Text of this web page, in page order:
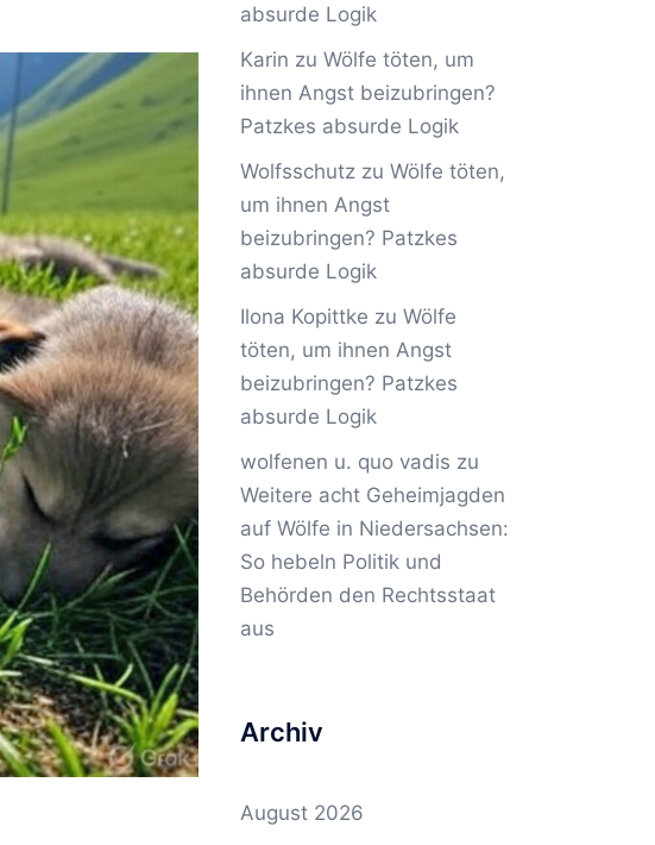
absurde Logik
Karin zu Wölfe töten, um
ihnen Angst beizubringen?
Patzkes absurde Logik
Wolfsschutzzu Wölfe töten,
um ihnen Angst
beizubringen? Patzkes
absurde Logik
Ilona Kopittke zu Wölfe
töten, um ihnen Angst
beizubringen? Patzkes
absurde Logik
wolfenen u. quo vadis zu
Weitere acht Geheimjagden
auf Wölfe in Niedersachsen:
So hebeln Politik und
Behörden den Rechtsstaat
aus
Archiv
August 2026